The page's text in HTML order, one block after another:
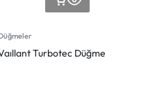
Turbotec Düğme